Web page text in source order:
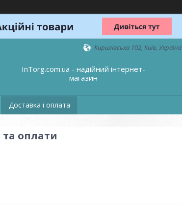
Кирилівська 102, Київ, Україна
InTorg.com.ua - надійний інтернет-
магазин
Доставка і оплата
оплати